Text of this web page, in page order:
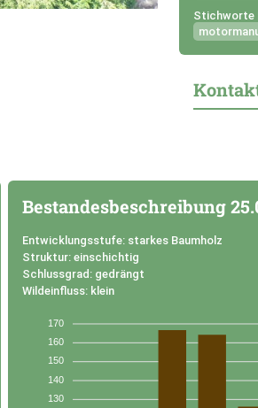
Stichworte
Bestandesbeschreibung
Entwicklungsstufe: starkes Baumholz
Struktur: einschichtig
Schlussgrad: gedrängt
Wildeinfluss: klein
170
160
150
140
130